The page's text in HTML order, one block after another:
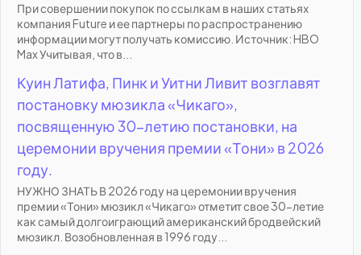
При совершении покупок по ссылкам в наших статьях
компания Future и ее партнеры по распространению
информации могут получать комиссию. Источник: HBO
Max Учитывая, что в...
Куин Латифа, Пинк и Уитни Ливит возглавят
постановку мюзикла «Чикаго»,
посвященную 30-летию постановки, на
церемонии вручения премии «Тони» в 2026
году.
НУЖНО ЗНАТЬ В 2026 году на церемонии вручения
премии «Тони» мюзикл «Чикаго» отметит свое 30-летие
как самый долгоиграющий американский бродвейский
мюзикл. Возобновленная в 1996 году...